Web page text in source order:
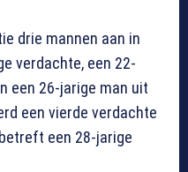
drie mannen aan in
verdachte, een 22-
een 26-jarige man uit
een vierde verdachte
een 28-jarige